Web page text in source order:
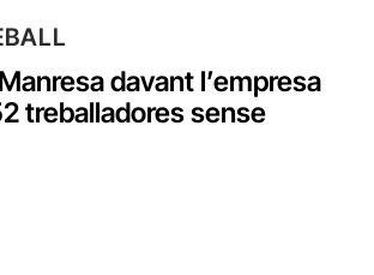
davant l’empresa
treballadores sense